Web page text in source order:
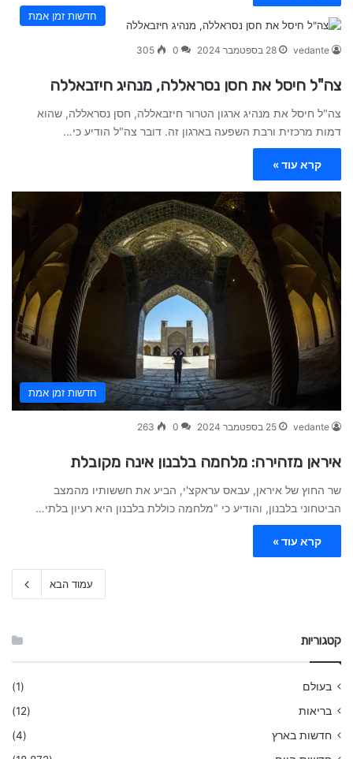
חדשות זמן אמת
vedante 28 בספטמבר 2024 0
305
צה"ל חיסל את חסן נסראללה, מנהיג חיזבאללה
צה"ל חיסל את מנהיג ארגון הטרור חיזבאללה, חסן נסראללה, שהוא
דמות מרכזית ורבת השפעה בארגון זה. דובר צה"ל הודיע כי…
קרא עוד »
חדשות זמן אמת
vedante 25 בספטמבר 2024 0
263
איראן מזהירה: מלחמה בלבנון אינה מקובלת
שר החוץ של איראן, עבאס עראקצ'י, הביע את חששותיו מהמצב
הביטחוני בלבנון, והודיע כי "מלחמה כוללת בלבנון היא רעיון בלתי…
קרא עוד »
עמוד הבא
קטגוריות
בעולם
(1)
בריאות
(12)
חדשות בארץ
(4)